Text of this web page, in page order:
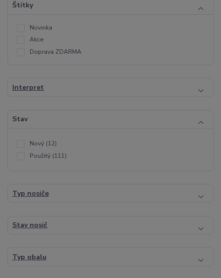
Štítky
Novinka
Akce
Doprava ZDARMA
Interpret
Stav
Nový (12)
Použitý (111)
Typ nosiče
Stav nosič
Typ obalu